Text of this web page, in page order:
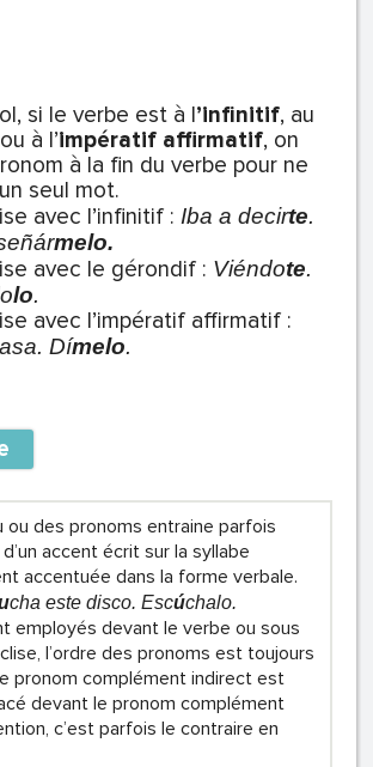
si le verbe est à l’infinitif, au
à l’impératif affirmatif, on
à la fin du verbe pour ne
seul mot.
avec l’infinitif : Iba a decirte.
melo.
avec le gérondif : Viéndote.
lo.
avec l’impératif affirmatif :
Dímelo.
ou des pronoms entraine parfois
d’un accent écrit sur la syllabe
accentuée dans la forme verbale.
cha este disco. Escúchalo.
employés devant le verbe ou sous
l’ordre des pronoms est toujours
pronom complément indirect est
devant le pronom complément
c’est parfois le contraire en